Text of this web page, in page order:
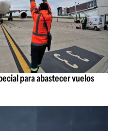
para abastecer vuelos